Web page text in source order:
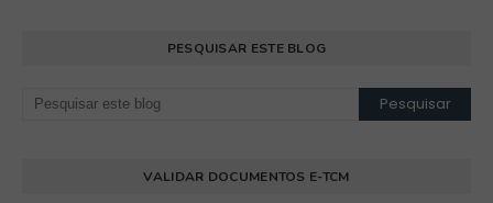
PESQUISAR ESTE BLOG
VALIDAR DOCUMENTOS E-TCM